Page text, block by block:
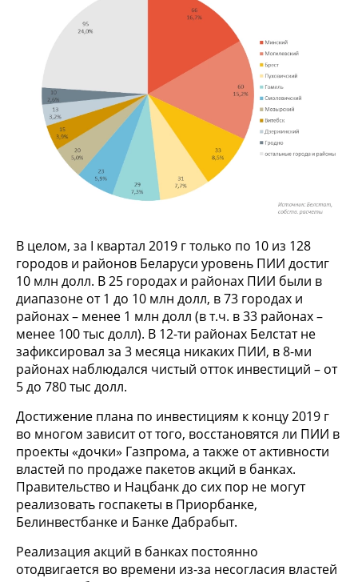
В целом, за I квартал 2019 г только по 10 из 128
городов и районов Беларуси уровень ПИИ достиг
10 млн долл. В 25 городах и районах ПИИ были в
диапазоне от 1 до 10 млн долл, в 73 городах и
районах – менее 1 млн долл (в т.ч. в 33 районах –
менее 100 тыс долл). В 12-ти районах Белстат не
зафиксировал за 3 месяца никаких ПИИ, в 8-ми
районах наблюдался чистый отток инвестиций – от
5 до 780 тыс долл.
Достижение плана по инвестициям к концу 2019 г
во многом зависит от того, восстановятся ли ПИИ в
проекты «дочки» Газпрома, а также от активности
властей по продаже пакетов акций в банках.
Правительство и Нацбанк до сих пор не могут
реализовать госпакеты в Приорбанке,
Белинвестбанке и Банке Дабрабыт.
Реализация акций в банках постоянно
отодвигается во времени из-за несогласия властей